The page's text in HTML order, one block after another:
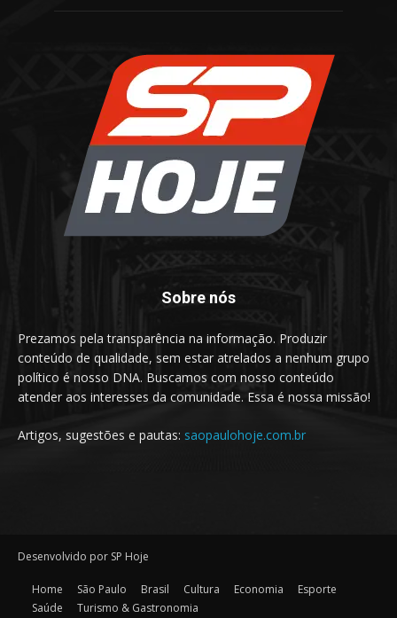
Sobre nós
Prezamos pela transparência na informação. Produzir
conteúdo de qualidade, sem estar atrelados a nenhum grupo
político é nosso DNA. Buscamos com nosso conteúdo
atender aos interesses da comunidade. Essa é nossa missão!
Artigos, sugestões e pautas: saopaulohoje.com.br
Desenvolvido por SP Hoje
Home São Paulo Brasil Cultura Economia
Esporte
Saúde
Turismo & Gastronomia